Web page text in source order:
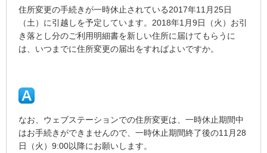
住所変更の手続きが一時休止されている2017年11月25日
（土）に引越しを予定しています。2018年1月9日（火）お引
き落とし分のご利用明細書を新しい住所に届けてもらうに
は、いつまでに住所変更の届出をすればよいですか。
なお、ウェブステーションでの住所変更は、一時休止期間中
はお手続きができませんので、一時休止期間終了後の11月28
日（火）9:00以降にお願いします。